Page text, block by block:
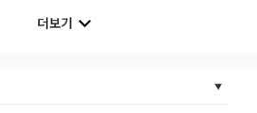
더보기